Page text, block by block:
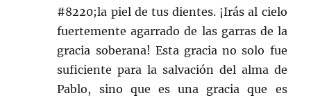
#8220;la piel de tus dientes. ¡Irás al cielo
fuertemente agarrado de las garras de la
gracia soberana! Esta gracia no solo fue
suficiente para la salvación del alma de
Pablo, sino que es una gracia que es